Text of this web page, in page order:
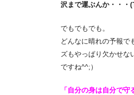
沢まで運ぶんか・・・
でもでもでも。
どんなに晴れの予報で
ズもやっぱり欠かせな
ですね^^;）
「自分の身は自分で守